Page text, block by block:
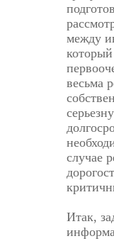
между
весьма
случае
Итак,